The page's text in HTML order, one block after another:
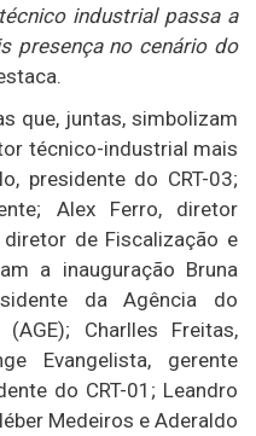
industrial passa a
presença no cenário do
que, juntas, simbolizam
técnico-industrial mais
presidente do CRT-03;
Alex Ferro, diretor
de Fiscalização e
a inauguração Bruna
da Agência do
Charlles Freitas,
Evangelista, gerente
do CRT-01; Leandro
Medeiros e Aderaldo